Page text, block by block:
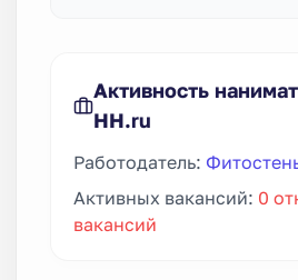
Активность
HH.ru
Работодатель:
Активных вакансий: 0
вакансий